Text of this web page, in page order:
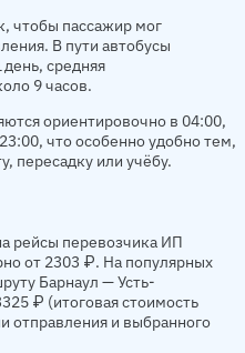
чтобы пассажир мог
В пути автобусы
средняя
9 часов.
ориентировочно в 04:00,
что особенно удобно тем,
пересадку или учёбу.
рейсы перевозчика ИП
от 2303 ₽. На популярных
Барнаул — Усть-
₽ (итоговая стоимость
отправления и выбранного